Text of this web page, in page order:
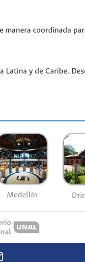
manera coordinada
y de Caribe.
Medellín